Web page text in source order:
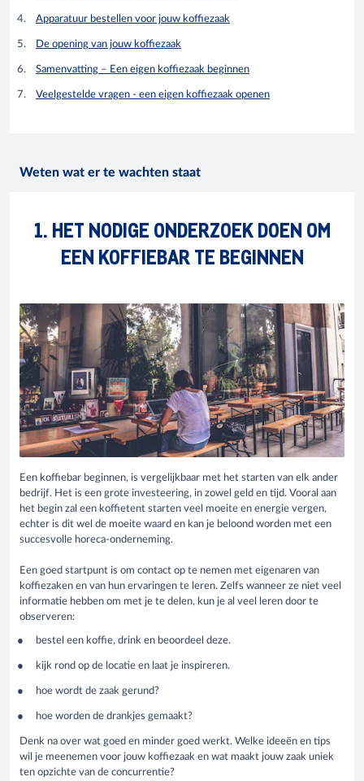
Apparatuur bestellen voor jouw koffiezaak
De opening van jouw koffiezaak
Samenvatting – Een eigen koffiezaak beginnen
Veelgestelde vragen - een eigen koffiezaak openen
Weten wat er te wachten staat
1. HET NODIGE ONDERZOEK DOEN OM
EEN KOFFIEBAR TE BEGINNEN
Een koffiebar beginnen, is vergelijkbaar met het starten van elk ander
bedrijf. Het is een grote investeering, in zowel geld en tijd. Vooral aan
het begin zal een koffietent starten veel moeite en energie vergen,
echter is dit wel de moeite waard en kan je beloond worden met een
succesvolle horeca-onderneming.
Een goed startpunt is om contact op te nemen met eigenaren van
koffiezaken en van hun ervaringen te leren. Zelfs wanneer ze niet veel
informatie hebben om met je te delen, kun je al veel leren door te
observeren:
bestel een koffie, drink en beoordeel deze.
kijk rond op de locatie en laat je inspireren.
hoe wordt de zaak gerund?
hoe worden de drankjes gemaakt?
Denk na over wat goed en minder goed werkt. Welke ideeën en tips
wil je meenemen voor jouw koffiezaak en wat maakt jouw zaak uniek
ten opzichte van de concurrentie?